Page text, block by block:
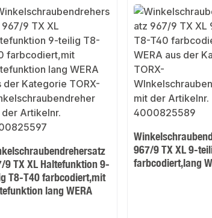
9 TX XL Haltefunktion 9-
T8-T40 farbcodiert,mit
lang WERA
967/9 TX XL 9-
farbcodiert,lang